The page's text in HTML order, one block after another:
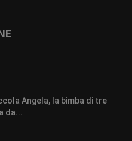
Angela, la bimba di tre
da...